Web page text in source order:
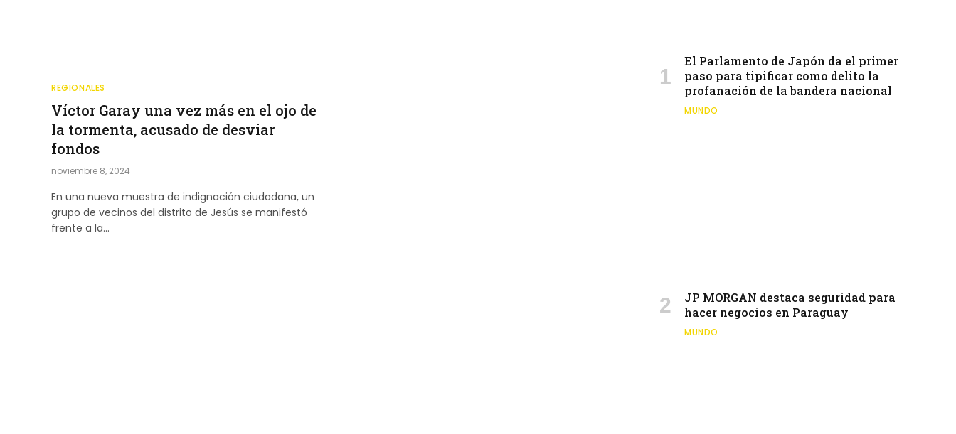
REGIONALES
Víctor Garay una vez más en el ojo de
la tormenta, acusado de desviar
fondos
noviembre 8, 2024
En una nueva muestra de indignación ciudadana, un
grupo de vecinos del distrito de Jesús se manifestó
frente a la…
El Parlamento de Japón da el primer
paso para tipificar como delito la
profanación de la bandera nacional
MUNDO
JP MORGAN destaca seguridad para
hacer negocios en Paraguay
MUNDO